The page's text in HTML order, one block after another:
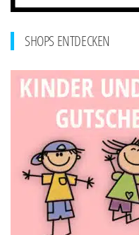
SHOPS ENTDECKEN